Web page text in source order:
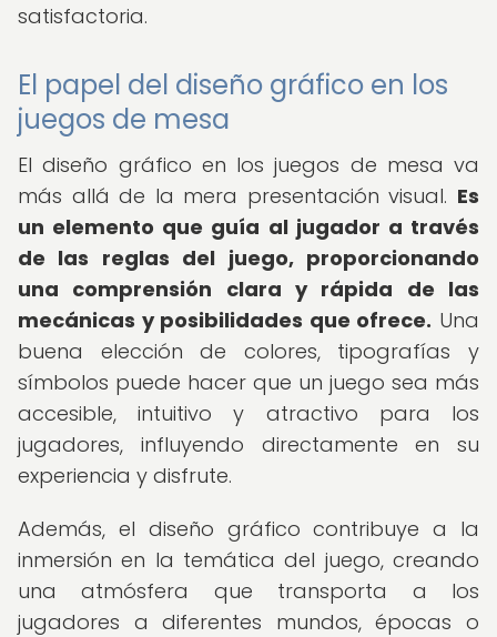
satisfactoria.
El papel del diseño gráfico en los
juegos de mesa
El diseño gráfico en los juegos de mesa va
más allá de la mera presentación visual. Es
un elemento que guía al jugador a través
de las reglas del juego, proporcionando
una comprensión clara y rápida de las
mecánicas y posibilidades que ofrece. Una
buena elección de colores, tipografías y
símbolos puede hacer que un juego sea más
accesible, intuitivo y atractivo para los
jugadores, influyendo directamente en su
experiencia y disfrute.
Además, el diseño gráfico contribuye a la
inmersión en la temática del juego, creando
una atmósfera que transporta a los
jugadores a diferentes mundos, épocas o